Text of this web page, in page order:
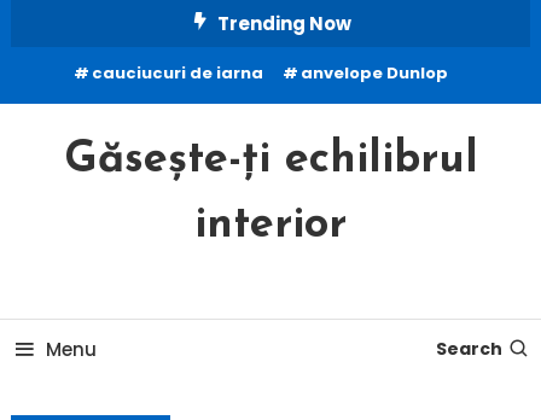
Content
Trending Now
cauciucuri de iarna anvelope Dunlop
Găsește-ți echilibrul
interior
Menu Search